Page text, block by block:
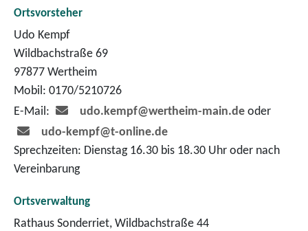
Ortsvorsteher
Udo Kempf
Wildbachstraße 69
97877 Wertheim
Mobil: 0170/5210726
E-Mail:
udo.kempf@wertheim-main.de oder
udo-kempf@t-online.de
Sprechzeiten: Dienstag 16.30 bis 18.30 Uhr oder nach
Vereinbarung
Ortsverwaltung
Rathaus Sonderriet, Wildbachstraße 44